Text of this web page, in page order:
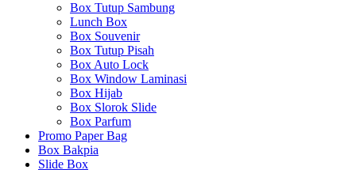
Box Tutup Sambung
Lunch Box
Box Souvenir
Box Tutup Pisah
Box Auto Lock
Box Window Laminasi
Box Hijab
Box Slorok Slide
Box Parfum
Promo Paper Bag
Box Bakpia
Slide Box